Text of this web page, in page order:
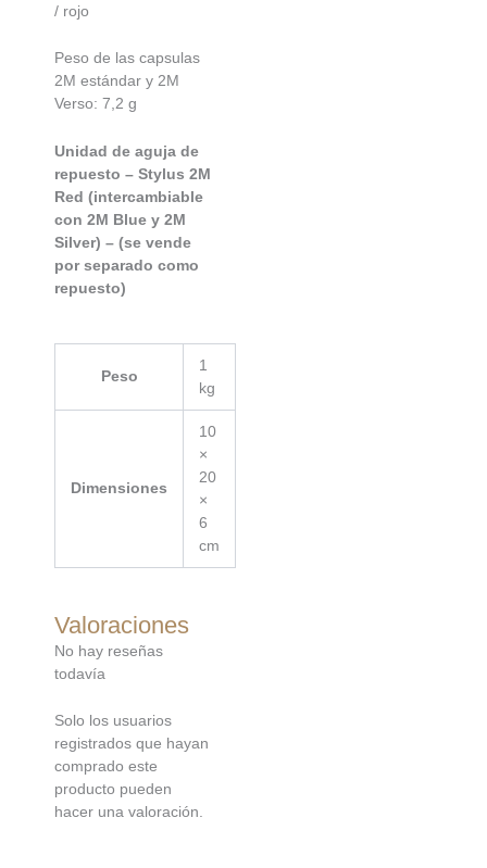
/ rojo
Peso de las capsulas
2M estándar y 2M
Verso: 7,2 g
Unidad de aguja de
repuesto – Stylus 2M
Red (intercambiable
con 2M Blue y 2M
Silver) – (se vende
por separado como
repuesto)
Peso
1
kg
Dimensiones
10
×
20
×
6
cm
Valoraciones
No hay reseñas
todavía
Solo los usuarios
registrados que hayan
comprado este
producto pueden
hacer una valoración.